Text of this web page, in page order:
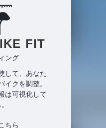
FIT
ング
して、あなた
イクを調整。
は可視化して
ちら